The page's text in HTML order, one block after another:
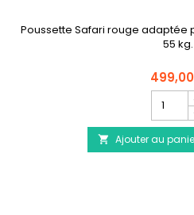
Poussette Safari rouge adaptée
55 kg.
quantité
du
produit
 Ajouter au